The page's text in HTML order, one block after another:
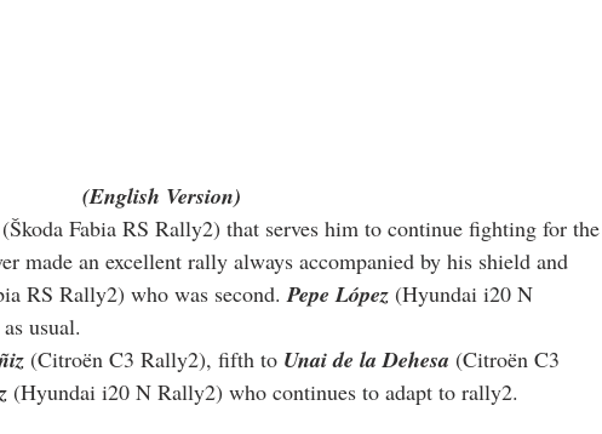
(English Version)
(Škoda Fabia RS Rally2) that serves him to continue fighting for the
made an excellent rally always accompanied by his shield and
RS Rally2) who was second. Pepe López (Hyundai i20 N
usual.
(Citroën C3 Rally2), fifth to Unai de la Dehesa (Citroën C3
(Hyundai i20 N Rally2) who continues to adapt to rally2.